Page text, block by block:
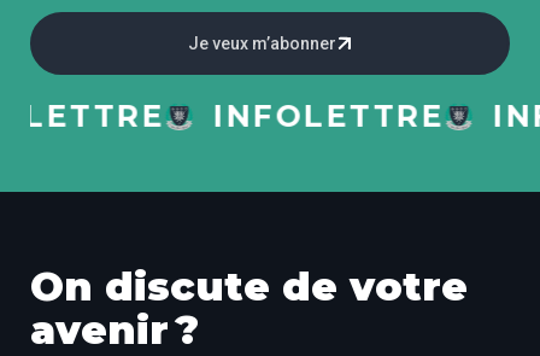
Je veux m’abonner
INFOLETTRE
On discute de votre
avenir ?